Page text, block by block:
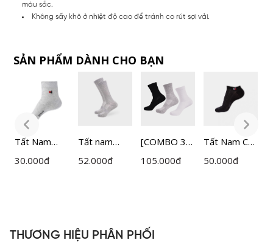
màu sắc.
Không sấy khô ở nhiệt độ cao để tránh co rút sợi vải.
SẢN PHẨM DÀNH CHO BẠN
Tất Nam
Bizmen
30.000đ
Tất nam
Active dài
52.000đ
[COMBO 3
ĐÔI] Tất
105.000đ
Tất Nam Cổ
Ngắn
50.000đ
THƯƠNG HIỆU PHÂN PHỐI